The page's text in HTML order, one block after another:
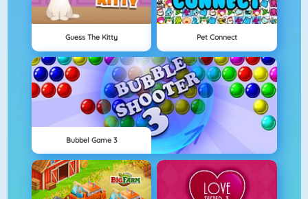
Guess The Kitty Pet Connect
Bubbel Game 3